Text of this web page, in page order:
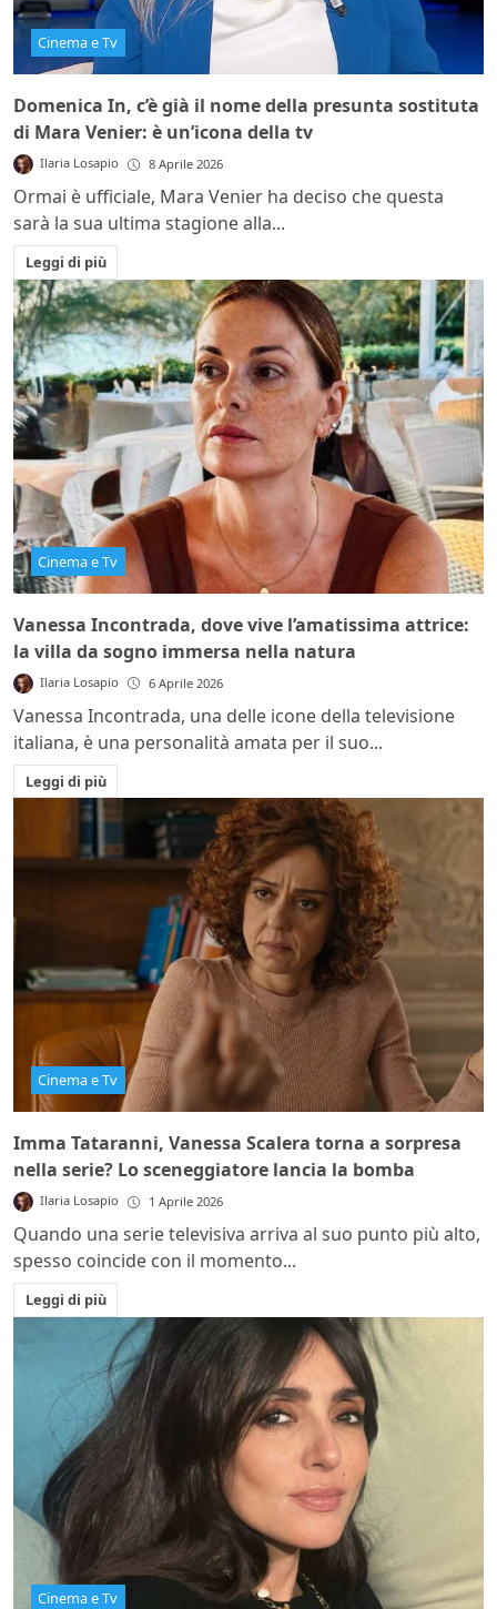
Cinema e Tv
Domenica In, c’è già il nome della presunta sostituta
di Mara Venier: è un’icona della tv
Ilaria Losapio 8 Aprile 2026
Ormai è ufficiale, Mara Venier ha deciso che questa
sarà la sua ultima stagione alla...
Leggi di più
Cinema e Tv
Vanessa Incontrada, dove vive l’amatissima attrice:
la villa da sogno immersa nella natura
Ilaria Losapio 6 Aprile 2026
Vanessa Incontrada, una delle icone della televisione
italiana, è una personalità amata per il suo...
Leggi di più
Cinema e Tv
Imma Tataranni, Vanessa Scalera torna a sorpresa
nella serie? Lo sceneggiatore lancia la bomba
Ilaria Losapio 1 Aprile 2026
Quando una serie televisiva arriva al suo punto più alto,
spesso coincide con il momento...
Leggi di più
Cinema e Tv